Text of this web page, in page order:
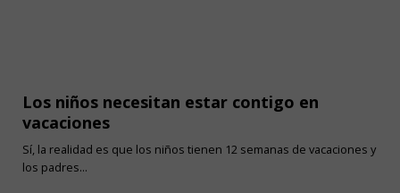
Los niños necesitan estar contigo en
vacaciones
Sí, la realidad es que los niños tienen 12 semanas de vacaciones y
los padres...